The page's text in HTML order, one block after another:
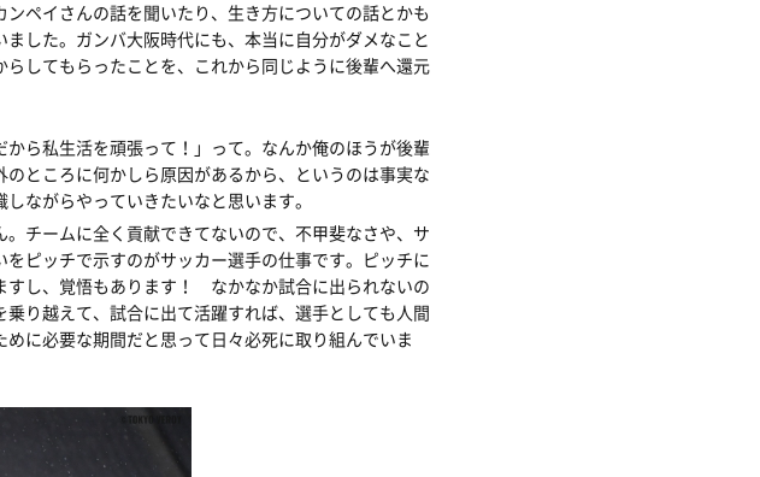
ペイさんの話を聞いたり、生き方についての話とかも
した。ガンバ大阪時代にも、本当に自分がダメなこと
してもらったことを、これから同じように後輩へ還元
ら私生活を頑張って！」って。なんか俺のほうが後輩
ところに何かしら原因があるから、というのは事実な
ながらやっていきたいなと思います。
チームに全く貢献できてないので、不甲斐なさや、サ
ピッチで示すのがサッカー選手の仕事です。ピッチに
すし、覚悟もあります！ なかなか試合に出られないの
り越えて、試合に出て活躍すれば、選手としても人間
に必要な期間だと思って日々必死に取り組んでいま